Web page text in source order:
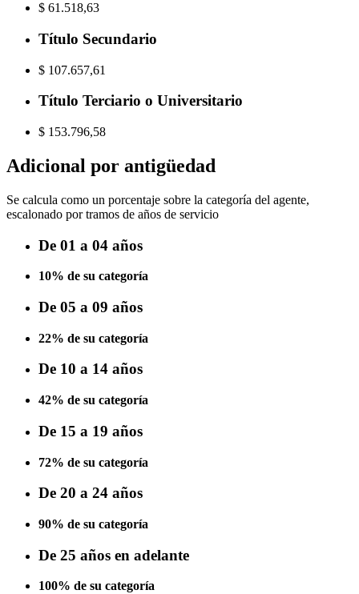
$ 61.518,63
Título Secundario
$ 107.657,61
Título Terciario o Universitario
$ 153.796,58
Adicional por antigüedad
Se calcula como un porcentaje sobre la categoría del agente,
escalonado por tramos de años de servicio
De 01 a 04 años
10% de su categoría
De 05 a 09 años
22% de su categoría
De 10 a 14 años
42% de su categoría
De 15 a 19 años
72% de su categoría
De 20 a 24 años
90% de su categoría
De 25 años en adelante
100% de su categoría